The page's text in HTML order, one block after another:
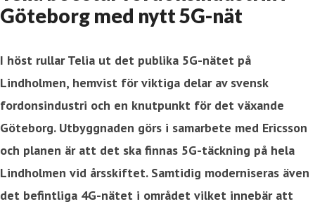
Göteborg med nytt 5G-nät
I höst rullar Telia ut det publika 5G-nätet på
Lindholmen, hemvist för viktiga delar av svensk
fordonsindustri och en knutpunkt för det växande
Göteborg. Utbyggnaden görs i samarbete med Ericsson
och planen är att det ska finnas 5G-täckning på hela
Lindholmen vid årsskiftet. Samtidig moderniseras även
det befintliga 4G-nätet i området vilket innebär att